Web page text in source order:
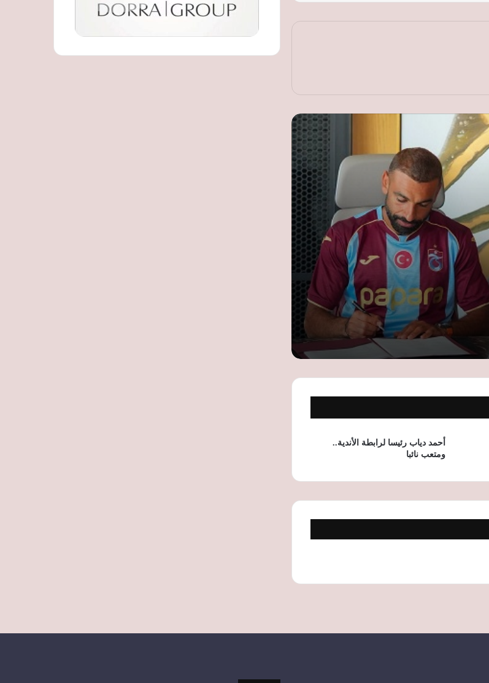
فورست يتحرك
بعد اعتزاله.. دانتي يبدأ مشواره التدريبي
بقيادة الفريق الرديف لبايرن ميونخ
الأهلي يتوج ببطولة دوري التنس للرجال
للعام الثاني.. وأحمد طارق: اللاعبون كانوا
على قدر المسؤولية
كونكاكاف يرفض مقترح فيفا لبيع حقوق
كأس العالم ويطالب بمزيد من الشفافية
كريم أديمي: حلمي مع برشلونة التتويج
بدوري أبطال أوروبا ولا أخشى المنافسة
الاتحاد السكندري يعلن 6 صفقات جديدة
من اختبارات الاتحاد السكندري للنيابة وتوجه
أحمد دياب رئيسا لرابطة الأندية..
ومتعب نائبا